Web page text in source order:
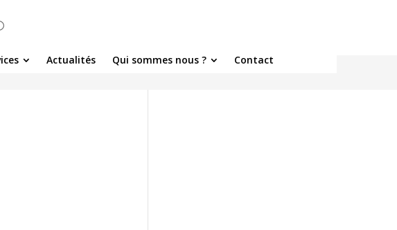
Actualités Qui sommes nous ? Contact